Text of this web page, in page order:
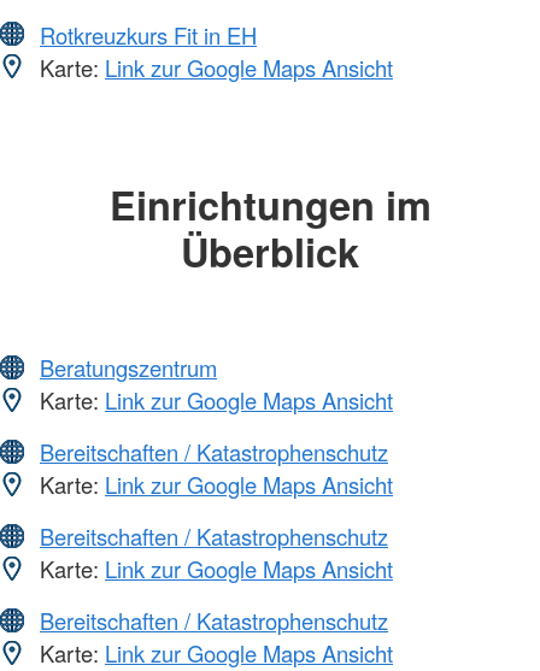
Rotkreuzkurs Fit in EH
Karte: Link zur Google Maps Ansicht
Einrichtungen im
Überblick
Beratungszentrum
Karte: Link zur Google Maps Ansicht
Bereitschaften / Katastrophenschutz
Karte: Link zur Google Maps Ansicht
Bereitschaften / Katastrophenschutz
Karte: Link zur Google Maps Ansicht
Bereitschaften / Katastrophenschutz
Karte: Link zur Google Maps Ansicht